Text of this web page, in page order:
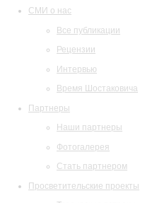
СМИ о нас
Все публикации
Рецензии
Интервью
Время Шостаковича
Партнеры
Наши партнеры
Фотогалерея
Стать партнером
Просветительские проекты